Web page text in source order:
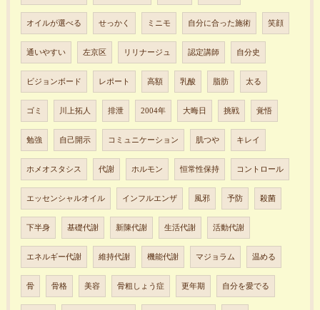
オイルが選べる せっかく ミニモ 自分に合った施術 笑顔
通いやすい 左京区 リリナージュ 認定講師 自分史
ビジョンボード レポート 高額 乳酸 脂肪 太る
ゴミ 川上拓人 排泄 2004年 大晦日 挑戦 覚悟
勉強 自己開示 コミュニケーション 肌つや キレイ
ホメオスタシス 代謝 ホルモン 恒常性保持 コントロール
エッセンシャルオイル インフルエンザ 風邪 予防 殺菌
下半身 基礎代謝 新陳代謝 生活代謝 活動代謝
エネルギー代謝 維持代謝 機能代謝 マジョラム 温める
骨 骨格 美容 骨粗しょう症 更年期 自分を愛でる